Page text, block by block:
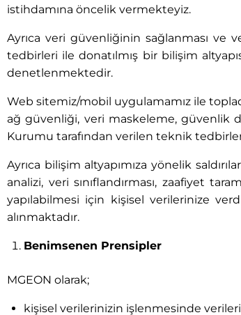
istihdamına öncelik vermekteyiz.
Ayrıca veri güvenliğinin sağlanması ve
tedbirleri ile donatılmış bir bilişim
denetlenmektedir.
Web sitemiz/mobil uygulamamız ile
ağ güvenliği, veri maskeleme, güvenlik
Kurumu tarafından verilen teknik
Ayrıca bilişim altyapımıza yönelik
analizi, veri sınıflandırması, zaafiyet
yapılabilmesi için kişisel verilerinize
alınmaktadır.
Benimsenen Prensipler
MGEON olarak;
kişisel verilerinizin işlenmesinde